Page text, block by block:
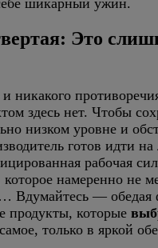
шикарный ужин.
Это
никакого
здесь нет. Чтобы
низком уровне и
готов идти
рабочая
которое намеренно не
Вдумайтесь — обедая
продукты, которые
только в яркой